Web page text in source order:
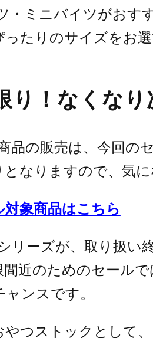
・ミニバイツがおす
たりのサイズをお選
り！なくなり
品の販売は、今回の
となりますので、気
象商品はこちら
リーズが、取り扱い
間近のためのセール
ンスです。
つストックとして